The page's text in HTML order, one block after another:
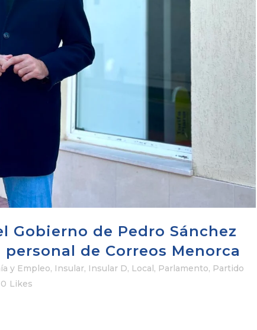
Gobierno de Pedro Sánchez
de Correos Menorca
y Empleo, Insular, Insular D, Local, Parlamento, Partido
0 Likes